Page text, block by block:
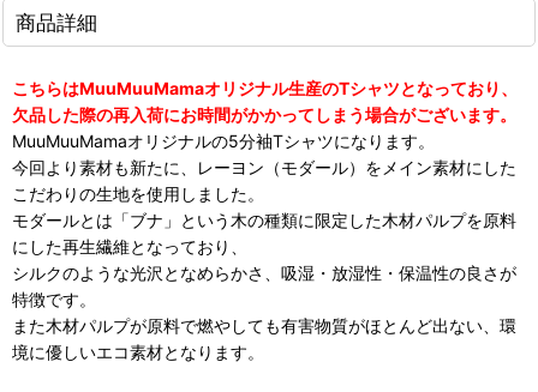
商品詳細
こちらはMuuMuuMamaオリジナル生産のTシャツとなっており、
欠品した際の再入荷にお時間がかかってしまう場合がございます。
MuuMuuMamaオリジナルの5分袖Tシャツになります。
今回より素材も新たに、レーヨン（モダール）をメイン素材にした
こだわりの生地を使用しました。
モダールとは「ブナ」という木の種類に限定した木材パルプを原料
にした再生繊維となっており、
シルクのような光沢となめらかさ、吸湿・放湿性・保温性の良さが
特徴です。
また木材パルプが原料で燃やしても有害物質がほとんど出ない、環
境に優しいエコ素材となります。